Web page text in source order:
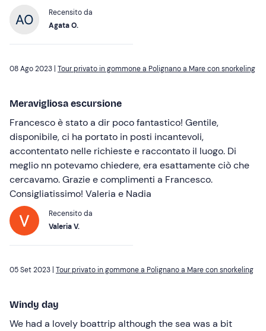
Recensito da
Agata O.
08 Ago 2023 | Tour privato in gommone a Polignano a Mare con snorkeling
Meravigliosa escursione
Francesco è stato a dir poco fantastico! Gentile,
disponibile, ci ha portato in posti incantevoli,
accontentato nelle richieste e raccontato il luogo. Di
meglio nn potevamo chiedere, era esattamente ciò che
cercavamo. Grazie e complimenti a Francesco.
Consigliatissimo! Valeria e Nadia
Recensito da
Valeria V.
05 Set 2023 | Tour privato in gommone a Polignano a Mare con snorkeling
Windy day
We had a lovely boattrip although the sea was a bit